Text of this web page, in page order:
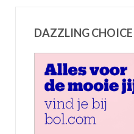
DAZZLING CHOICE